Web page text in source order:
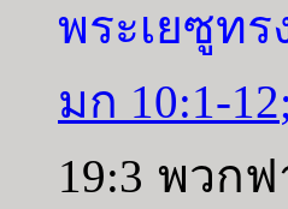
พระเยซูท
มก 10:1-12;
19:3 พวก